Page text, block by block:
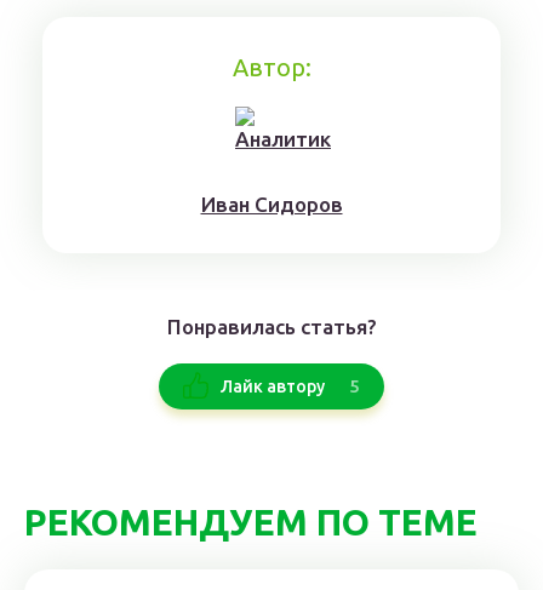
Автор:
Ивaн Сидoрoв
Понравилась статья?
Лайк автору 5
РЕКОМЕНДУЕМ ПО ТЕМЕ